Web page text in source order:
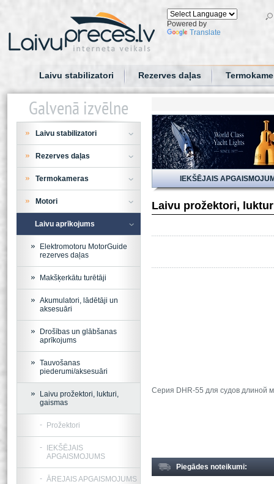
Powered by
Translate
Laivu stabilizatori Rezerves daļas
IEKŠĒJAIS
Laivu prožektori,
Серия DHR-55 для судов длиной
Piegādes noteikumi:
Galvenā izvēlne
Laivu stabilizatori
Rezerves daļas
Termokameras
Motori
Laivu aprīkojums
Elektromotoru MotorGuide
rezerves daļas
Makšķerkātu turētāji
Akumulatori, lādētāji un
aksesuāri
Drošības un glābšanas
aprīkojums
Tauvošanas
piederumi/aksesuāri
Laivu prožektori, lukturi,
gaismas
Prožektori
IEKŠĒJAIS
APGAISMOJUMS
ĀREJAIS APGAISMOJUMS